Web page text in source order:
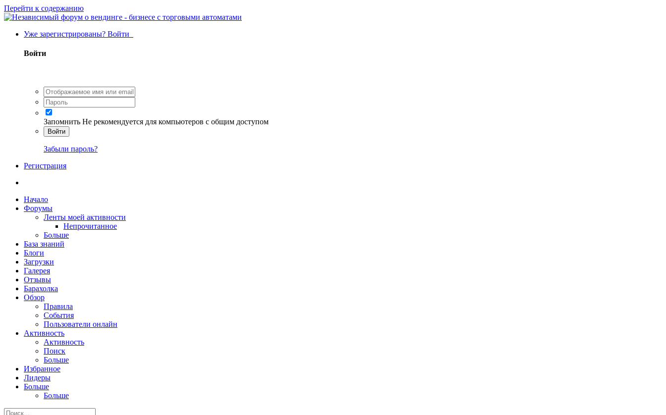
Перейти к содержанию
Уже зарегистрированы? Войти
Войти
Запомнить Не рекомендуется для компьютеров с общим доступом
Войти
Забыли пароль?
Регистрация
Начало
Форумы
Ленты моей активности
Непрочитанное
Больше
База знаний
Блоги
Загрузки
Галерея
Отзывы
Барахолка
Обзор
Правила
События
Пользователи онлайн
Активность
Активность
Поиск
Больше
Избранное
Лидеры
Больше
Больше